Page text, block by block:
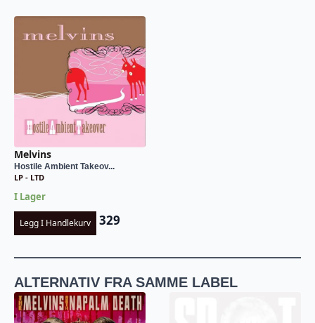
Melvins
Hostile Ambient Takeov...
LP - LTD
I Lager
Legg I Handlekurv 329
ALTERNATIV FRA SAMME LABEL